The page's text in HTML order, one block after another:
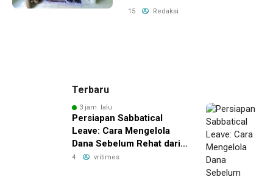
15 Redaksi
Terbaru
3 jam lalu
Persiapan Sabbatical
Leave: Cara Mengelola
Dana Sebelum Rehat dari
Dunia Kerja
4 vritimes